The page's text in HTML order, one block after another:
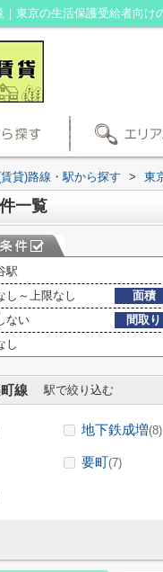
｜東京の生活保護受給者向
貸)路線・駅から探す > 東
一覧
駅
し～上限なし 面積
ない 間取り
し
線 駅で絞り込む
地下鉄成増(8)
要町(7)